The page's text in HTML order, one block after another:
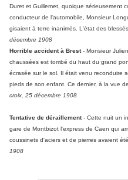
Duret et Guillemet, quoique sérieusement
conducteur de l'automobile, Monsieur
gisaient à terre inanimés. L'état des
décembre 1908
Horrible accident à Brest- Monsieur
chaussées est tombé du haut du grand
écrasée sur le sol. Il était venu reconduire
pieds de son enfant. Ce dernier, à la vue
croix, 25 décembre 1908
Tentative de déraillement- Cette nuit un
gare de Montbizot l'express de Caen qui
coussinets d'aciers et de pierres avaient
1908